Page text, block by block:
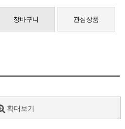
장바구니 관심상품
확대보기